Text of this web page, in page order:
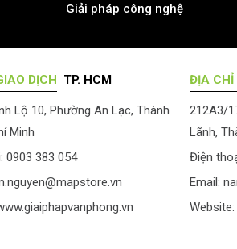
Giải pháp công nghệ
DỊCH TP. HCM
Lộ 10, Phường An Lạc, Thành
Minh
0903 383 054
ĐỊA CHỈ
212A3/
Lãnh,
Điện
Email:
Website: